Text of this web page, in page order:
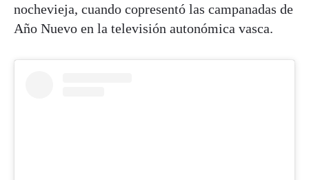
nochevieja, cuando copresentó las campanadas de
Año Nuevo en la televisión autonómica vasca.